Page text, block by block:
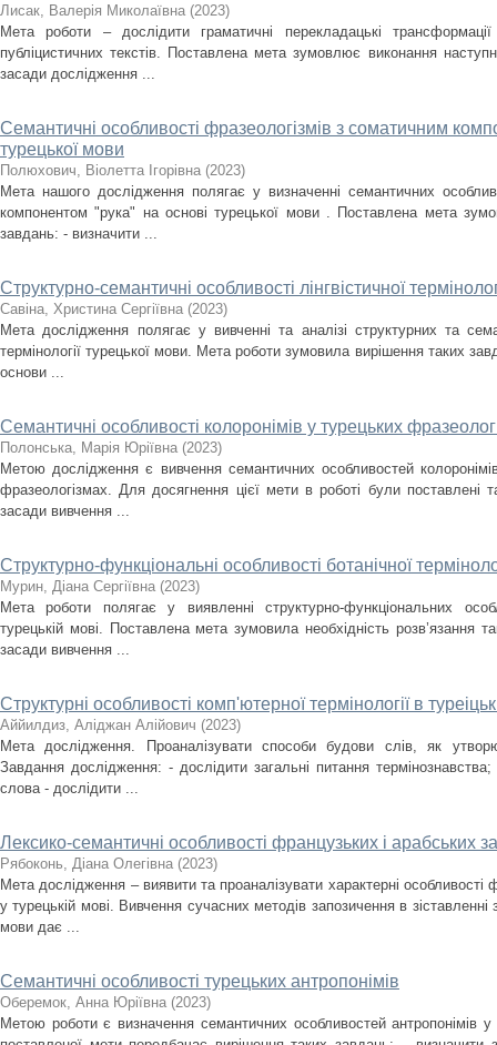
Лисак, Валерія Миколаївна (2023)
Мета роботи – дослідити граматичні перекладацькі
публіцистичних текстів. Поставлена мета зумовлює виконання
засади дослідження ...
Семантичні особливості фразеологізмів з соматичним
турецької мови
Полюхович, Віолетта Ігорівна (2023)
Мета нашого дослідження полягає у визначенні семантичних
компонентом "рука" на основі турецької мови . Поставлена мета
завдань: - визначити ...
Структурно-семантичні особливості лінгвістичної
Савіна, Христина Сергіївна (2023)
Мета дослідження полягає у вивченні та аналізі структурних та
термінології турецької мови. Мета роботи зумовила вирішення таких
основи ...
Семантичні особливості колоронімів у турецьких
Полонська, Марія Юріївна (2023)
Метою дослідження є вивчення семантичних особливостей
фразеологізмах. Для досягнення цієї мети в роботі були поставлені
засади вивчення ...
Структурно-функціональні особливості ботанічної
Мурин, Діана Сергіївна (2023)
Мета роботи полягає у виявленні структурно-функціональних
турецькій мові. Поставлена мета зумовила необхідність розв’язання
засади вивчення ...
Структурні особливості комп'ютерної термінології в
Аййилдиз, Аліджан Алійович (2023)
Мета дослідження. Проаналізувати способи будови слів, як
Завдання дослідження: - дослідити загальні питання
слова - дослідити ...
Лексико-семантичні особливості французьких і арабських
Рябоконь, Діана Олегівна (2023)
Мета дослідження – виявити та проаналізувати характерні
у турецькій мові. Вивчення сучасних методів запозичення в
мови дає ...
Семантичні особливості турецьких антропонімів
Оберемок, Анна Юріївна (2023)
Метою роботи є визначення семантичних особливостей антропонімів у